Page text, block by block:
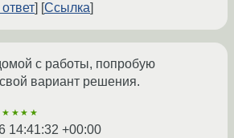
Ссылка
с работы, попробую
вариант решения.
★★★★
14:41:32 +00:00